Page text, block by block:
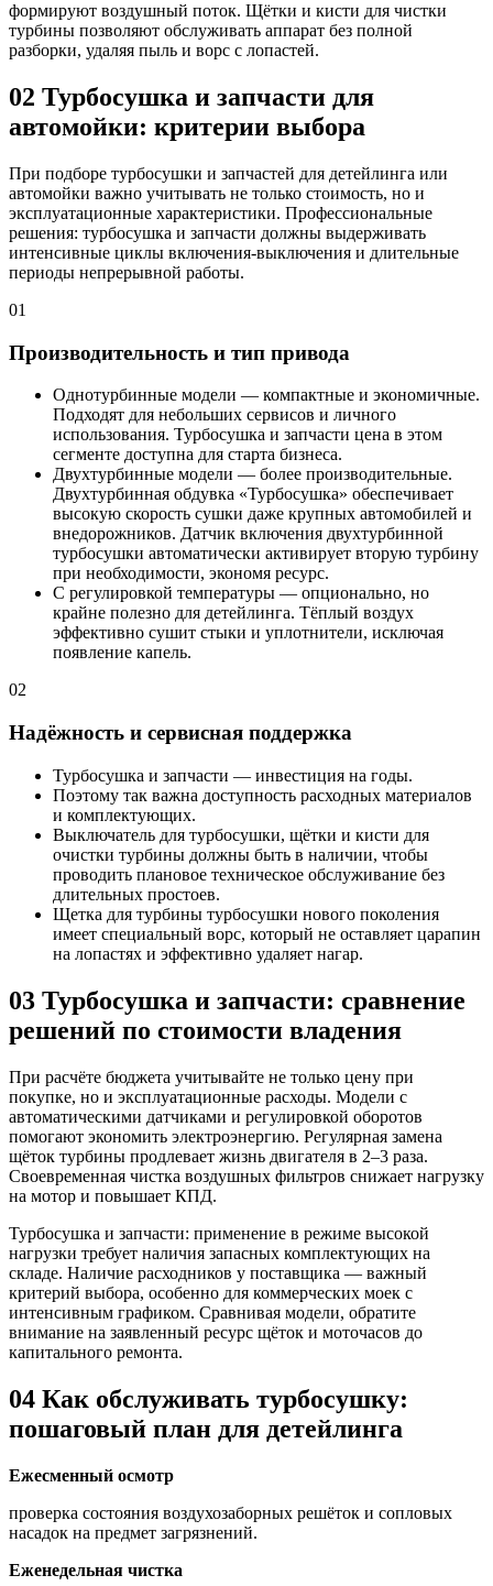
формируют воздушный поток. Щётки и кисти для чистки
турбины позволяют обслуживать аппарат без полной
разборки, удаляя пыль и ворс с лопастей.
02 Турбосушка и запчасти для
автомойки: критерии выбора
При подборе турбосушки и запчастей для детейлинга или
автомойки важно учитывать не только стоимость, но и
эксплуатационные характеристики. Профессиональные
решения: турбосушка и запчасти должны выдерживать
интенсивные циклы включения-выключения и длительные
периоды непрерывной работы.
01
Производительность и тип привода
Однотурбинные модели — компактные и экономичные.
Подходят для небольших сервисов и личного
использования. Турбосушка и запчасти цена в этом
сегменте доступна для старта бизнеса.
Двухтурбинные модели — более производительные.
Двухтурбинная обдувка «Турбосушка» обеспечивает
высокую скорость сушки даже крупных автомобилей и
внедорожников. Датчик включения двухтурбинной
турбосушки автоматически активирует вторую турбину
при необходимости, экономя ресурс.
С регулировкой температуры — опционально, но
крайне полезно для детейлинга. Тёплый воздух
эффективно сушит стыки и уплотнители, исключая
появление капель.
02
Надёжность и сервисная поддержка
Турбосушка и запчасти — инвестиция на годы.
Поэтому так важна доступность расходных материалов
и комплектующих.
Выключатель для турбосушки, щётки и кисти для
очистки турбины должны быть в наличии, чтобы
проводить плановое техническое обслуживание без
длительных простоев.
Щетка для турбины турбосушки нового поколения
имеет специальный ворс, который не оставляет царапин
на лопастях и эффективно удаляет нагар.
03 Турбосушка и запчасти: сравнение
решений по стоимости владения
При расчёте бюджета учитывайте не только цену при
покупке, но и эксплуатационные расходы. Модели с
автоматическими датчиками и регулировкой оборотов
помогают экономить электроэнергию. Регулярная замена
щёток турбины продлевает жизнь двигателя в 2–3 раза.
Своевременная чистка воздушных фильтров снижает нагрузку
на мотор и повышает КПД.
Турбосушка и запчасти: применение в режиме высокой
нагрузки требует наличия запасных комплектующих на
складе. Наличие расходников у поставщика — важный
критерий выбора, особенно для коммерческих моек с
интенсивным графиком. Сравнивая модели, обратите
внимание на заявленный ресурс щёток и моточасов до
капитального ремонта.
04 Как обслуживать турбосушку:
пошаговый план для детейлинга
Ежесменный осмотр
проверка состояния воздухозаборных решёток и сопловых
насадок на предмет загрязнений.
Еженедельная чистка